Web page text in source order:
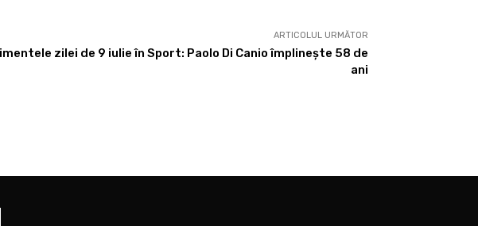
ARTICOLUL URMĂTOR
zilei de 9 iulie în Sport: Paolo Di Canio împlinește 58 de
ani